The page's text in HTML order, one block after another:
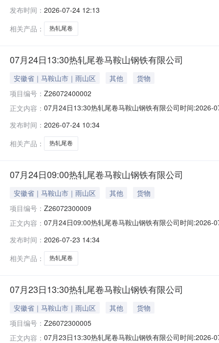
卷）Q235B2*1250*C攀钢钒1/1.59轧烂(因非计划产品的
发布时间： 2026-07-24 12:13
相关产品：
热轧尾卷
07月24日13:30热轧尾卷马鞍山钢铁有限公司
安徽省｜马鞍山市｜雨山区 其他
货物
项目编号： Z26072400002
正文内容： 07月24日13:30热轧尾卷马鞍山钢铁有限公司时间
保证金：￥1,700.00元交易保证金：￥1,700.00元竞价
发布时间： 2026-07-24 10:34
相关产品：
热轧尾卷
07月24日09:00热轧尾卷马鞍山钢铁有限公司
安徽省｜马鞍山市｜雨山区 其他
货物
项目编号： Z26072300009
正文内容： 07月24日09:00热轧尾卷马鞍山钢铁有限公司时间
保证金：￥1,700.00元交易保证金：￥1,700.00元竞价
发布时间： 2026-07-23 14:34
相关产品：
热轧尾卷
07月23日13:30热轧尾卷马鞍山钢铁有限公司
安徽省｜马鞍山市｜雨山区 其他
货物
项目编号： Z26072300005
正文内容： 07月23日13:30热轧尾卷马鞍山钢铁有限公司时间